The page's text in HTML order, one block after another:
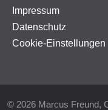
Impressum
Datenschutz
Cookie-Einstellungen
© 2026 Marcus Freund,